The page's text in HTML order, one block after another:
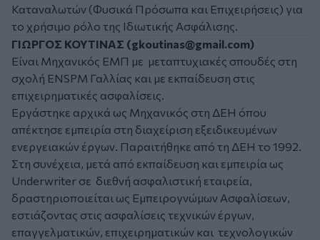
Καταναλωτών (Φυσικά Πρόσωπα και Επιχειρήσεις) για
το χρήσιμο ρόλο της Ιδιωτικής Ασφάλισης.
ΓΙΩΡΓΟΣ ΚΟΥΤΙΝΑΣ (gkoutinas@gmail.com)
Είναι Μηχανικός ΕΜΠ με μεταπτυχιακές σπουδές στη
σχολή ENSPM Γαλλίας και με εκπαίδευση στις
επιχειρηματικές ασφαλίσεις.
Εργάστηκε αρχικά ως Μηχανικός στη ΔΕΗ όπου
απέκτησε εμπειρία στη διαχείριση εξειδικευμένων
ενεργειακών έργων. Παραιτήθηκε από τη ΔΕΗ το 1992.
Στη συνέχεια, μετά από εκπαίδευση και εμπειρία ως
Underwriter σε διεθνή ασφαλιστική εταιρεία,
δραστηριοποιείται ως Εμπειρογνώμων Ασφαλίσεων,
εστιάζοντας στις ασφαλίσεις τεχνικών έργων,
επαγγελματικών, επιχειρηματικών και τεχνολογικών